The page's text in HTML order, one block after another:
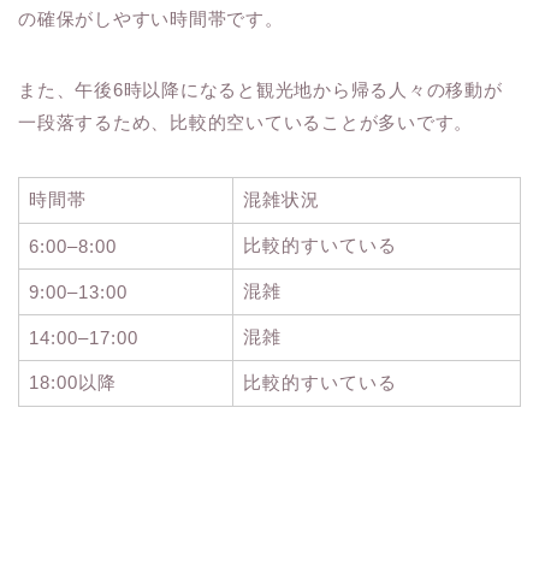
の確保がしやすい時間帯です。
また、午後6時以降になると観光地から帰る人々の移動が
一段落するため、比較的空いていることが多いです。
時間帯 混雑状況
6:00–8:00 比較的すいている
9:00–13:00 混雑
14:00–17:00 混雑
18:00以降 比較的すいている